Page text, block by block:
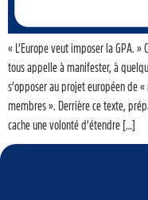
« L’Europe veut imposer la GPA.
tous appelle à manifester, à
s’opposer au projet européen de
membres ». Derrière ce texte,
cache une volonté d’étendre […]